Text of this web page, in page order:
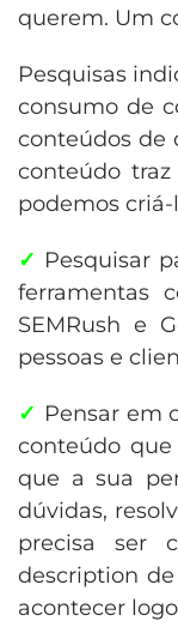
querem. Um
Pesquisas
consumo de
conteúdos de
conteúdo
podemos criá-
✓ Pesquisar
ferramentas
SEMRush e
pessoas e
✓ Pensar em
conteúdo
que a sua
dúvidas,
precisa ser
description
acontecer